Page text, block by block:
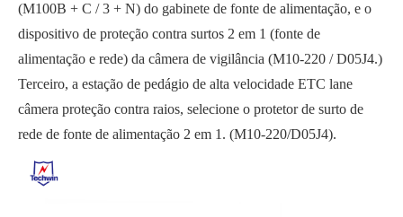
(M100B + C / 3 + N) do gabinete de fonte de alimentação, e o
dispositivo de proteção contra surtos 2 em 1 (fonte de
alimentação e rede) da câmera de vigilância (M10-220 / D05J4.)
Terceiro, a estação de pedágio de alta velocidade ETC lane
câmera proteção contra raios, selecione o protetor de surto de
rede de fonte de alimentação 2 em 1. (M10-220/D05J4).